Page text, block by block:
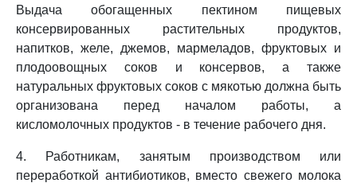
Выдача обогащенных пектином пищевых
консервированных растительных продуктов,
напитков, желе, джемов, мармеладов, фруктовых и
плодоовощных соков и консервов, а также
натуральных фруктовых соков с мякотью должна быть
организована перед началом работы, а
кисломолочных продуктов - в течение рабочего дня.
4. Работникам, занятым производством или
переработкой антибиотиков, вместо свежего молока